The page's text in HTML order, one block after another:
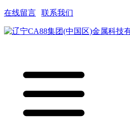
在线留言 联系我们